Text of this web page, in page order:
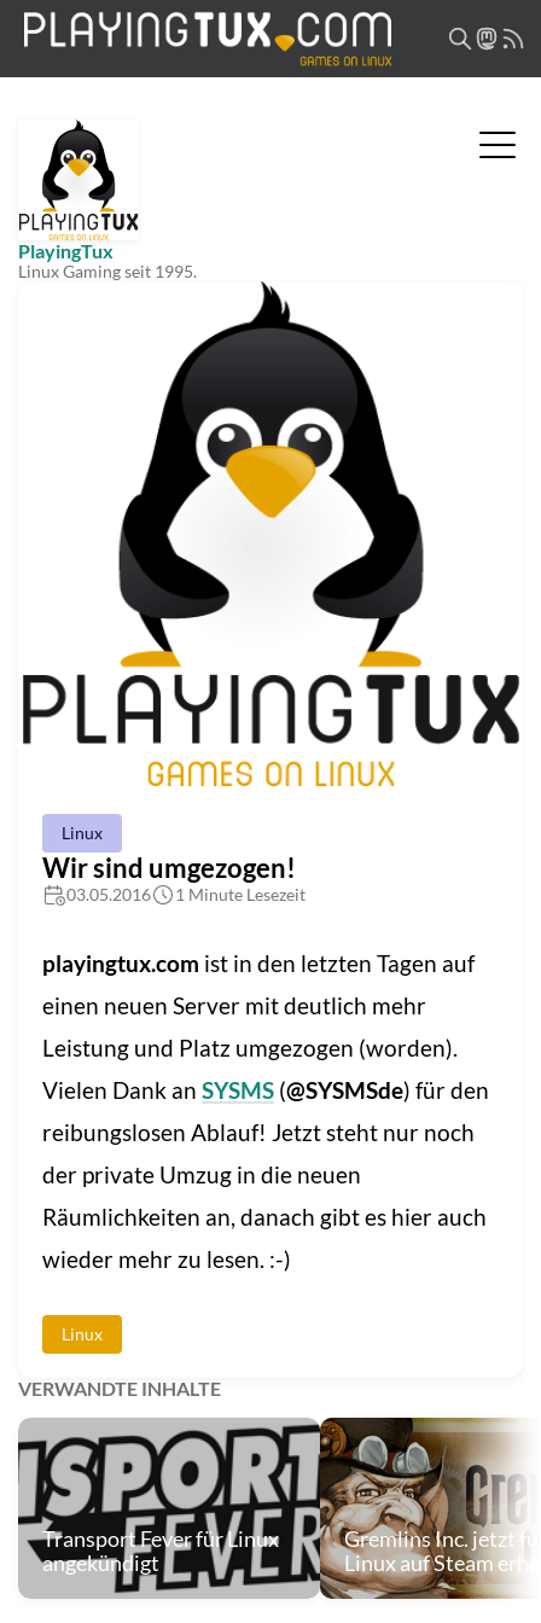
PlayingTux
Linux Gaming seit 1995.
Linux
Wir sind umgezogen!
03.05.2016 1 Minute Lesezeit
playingtux.com ist in den letzten Tagen auf
einen neuen Server mit deutlich mehr
Leistung und Platz umgezogen (worden).
Vielen Dank an SYSMS (@SYSMSde) für den
reibungslosen Ablauf! Jetzt steht nur noch
der private Umzug in die neuen
Räumlichkeiten an, danach gibt es hier auch
wieder mehr zu lesen. :-)
Linux
VERWANDTE INHALTE
Transport Fever für Linux
angekündigt
Gremlins Inc. jetzt
Linux auf Steam